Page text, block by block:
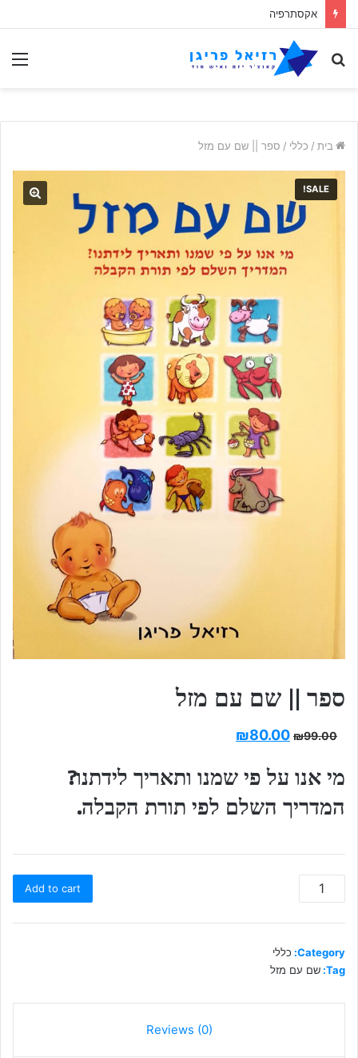
אקסתרפיה
לחפש
בית / כללי / ספר || שם עם מזל
SALE!
ספר || שם עם מזל
₪99.00
₪80.00
מי אנו על פי שמנו ותאריך לידתנו?
המדריך השלם לפי תורת הקבלה.
מזל
quantity
Add to cart
Category: כללי
Tag: שם עם מזל
Reviews (0)